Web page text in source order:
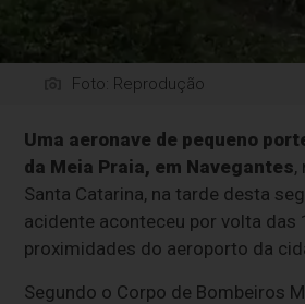
Foto: Reprodução
Uma aeronave de pequeno
da Meia Praia, em Navegantes,
Santa Catarina, na tarde desta
acidente aconteceu por volta das
proximidades do aeroporto da
Segundo o Corpo de Bombeiros